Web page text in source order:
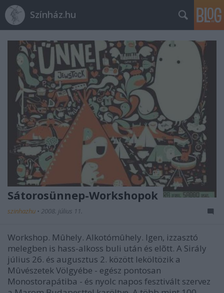
Színház.hu
Sátorosünnep-Workshopok
szinhazhu • 2008. július 11.
Workshop. Mûhely. Alkotómûhely. Igen, izzasztó
melegben is hass-alkoss buli után és elõtt. A Sirály
július 26. és augusztus 2. között leköltözik a
Mûvészetek Völgyébe - egész pontosan
Monostorapátiba - és nyolc napos fesztivált szervez